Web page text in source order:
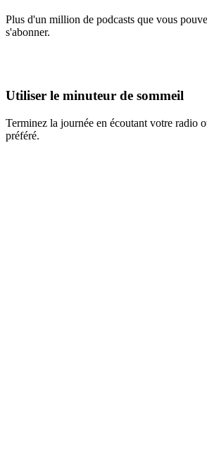
Plus d'un million de podcasts que vous
s'abonner.
Utiliser le minuteur de sommeil
Terminez la journée en écoutant votre radio
préféré.